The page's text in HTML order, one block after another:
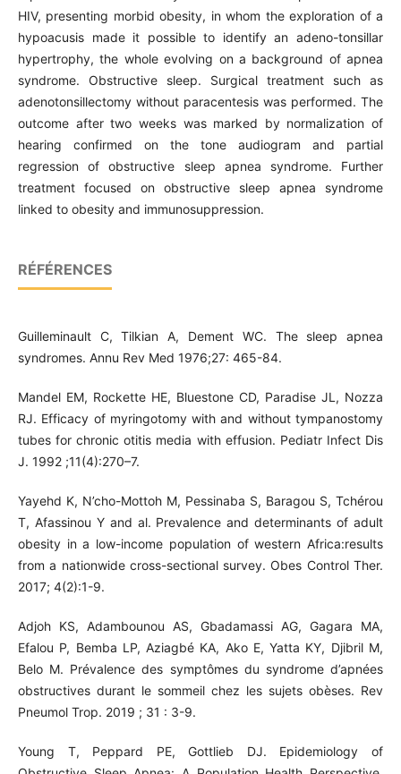
HIV, presenting morbid obesity, in whom the exploration of a
hypoacusis made it possible to identify an adeno-tonsillar
hypertrophy, the whole evolving on a background of apnea
syndrome. Obstructive sleep. Surgical treatment such as
adenotonsillectomy without paracentesis was performed. The
outcome after two weeks was marked by normalization of
hearing confirmed on the tone audiogram and partial
regression of obstructive sleep apnea syndrome. Further
treatment focused on obstructive sleep apnea syndrome
linked to obesity and immunosuppression.
RÉFÉRENCES
Guilleminault C, Tilkian A, Dement WC. The sleep apnea
syndromes. Annu Rev Med 1976;27: 465-84.
Mandel EM, Rockette HE, Bluestone CD, Paradise JL, Nozza
RJ. Efficacy of myringotomy with and without tympanostomy
tubes for chronic otitis media with effusion. Pediatr Infect Dis
J. 1992 ;11(4):270–7.
Yayehd K, N’cho-Mottoh M, Pessinaba S, Baragou S, Tchérou
T, Afassinou Y and al. Prevalence and determinants of adult
obesity in a low-income population of western Africa:results
from a nationwide cross-sectional survey. Obes Control Ther.
2017; 4(2):1-9.
Adjoh KS, Adambounou AS, Gbadamassi AG, Gagara MA,
Efalou P, Bemba LP, Aziagbé KA, Ako E, Yatta KY, Djibril M,
Belo M. Prévalence des symptômes du syndrome d’apnées
obstructives durant le sommeil chez les sujets obèses. Rev
Pneumol Trop. 2019 ; 31 : 3-9.
Young T, Peppard PE, Gottlieb DJ. Epidemiology of